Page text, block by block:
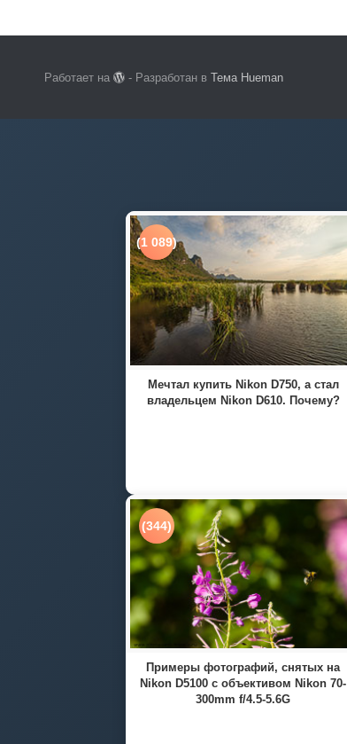
Работает на - Разработан вТема Hueman
(1 089)
Мечтал купить Nikon D750, а стал
владельцем Nikon D610. Почему?
(344)
Примеры фотографий, снятых на
Nikon D5100 с объективом Nikon 70-
300mm f/4.5-5.6G